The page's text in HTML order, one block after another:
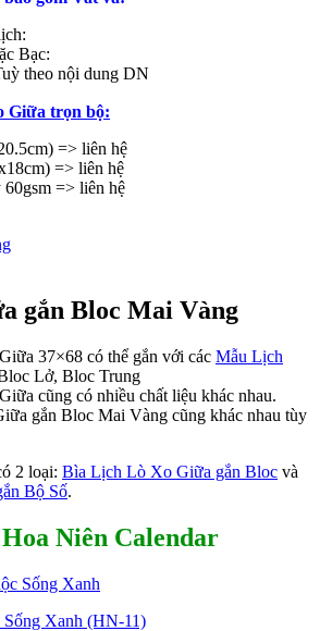
Bạc:
theo nội dung DN
Giữa trọn bộ:
=> liên hệ
=> liên hệ
=> liên hệ
gắn Bloc Mai Vàng
37×68 có thể gắn với các Mẫu Lịch
Lở, Bloc Trung
cũng có nhiều chất liệu khác nhau.
gắn Bloc Mai Vàng cũng khác nhau tùy
2 loại: Bìa Lịch Lò Xo Giữa gắn Bloc và
Bộ Số.
Niên Calendar
Xanh (HN-11)